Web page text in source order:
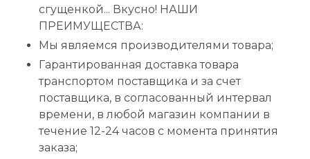
сгущенкой... Вкусно! НАШИ
ПРЕИМУЩЕСТВА:
Мы являемся производителями товара;
Гарантированная доставка товара
транспортом поставщика и за счет
поставщика, в согласованный интервал
времени, в любой магазин компании в
течение 12-24 часов с момента принятия
заказа;